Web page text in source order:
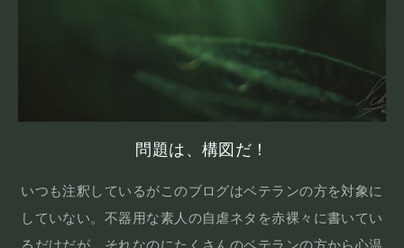
問題は、構図だ！
いつも注釈しているがこのブログはベテランの方を対象に
していない。不器用な素人の自虐ネタを赤裸々に書いてい